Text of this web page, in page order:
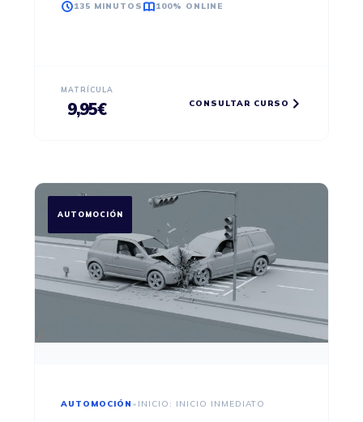
135 MINUTOS 100% ONLINE
MATRÍCULA
9,95€ CONSULTAR CURSO
AUTOMOCIÓN
AUTOMOCIÓN • INICIO: INICIO INMEDIATO